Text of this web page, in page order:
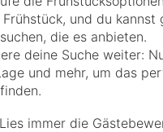
und du kannst
die es anbieten.
deine Suche weiter:
und mehr, um das
immer die